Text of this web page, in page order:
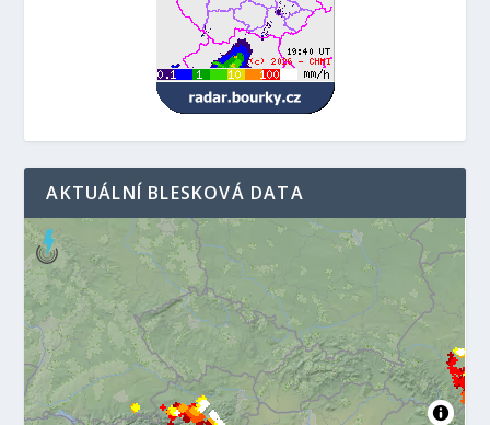
AKTUÁLNÍ BLESKOVÁ DATA